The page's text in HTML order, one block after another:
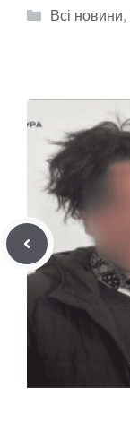
Категорії
Всі новини,